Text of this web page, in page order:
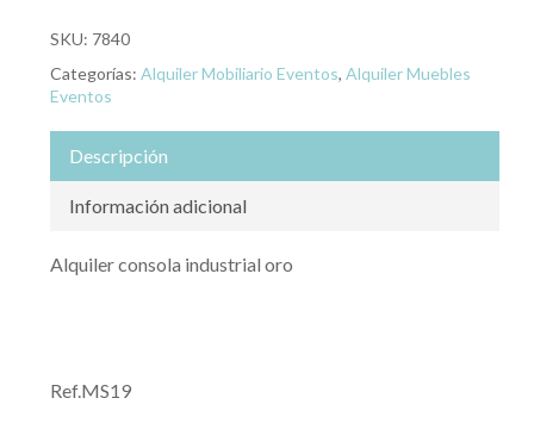
SKU: 7840
Categorías: Alquiler Mobiliario Eventos, Alquiler Muebles
Eventos
Descripción
Información adicional
Alquiler consola industrial oro
Ref.MS19